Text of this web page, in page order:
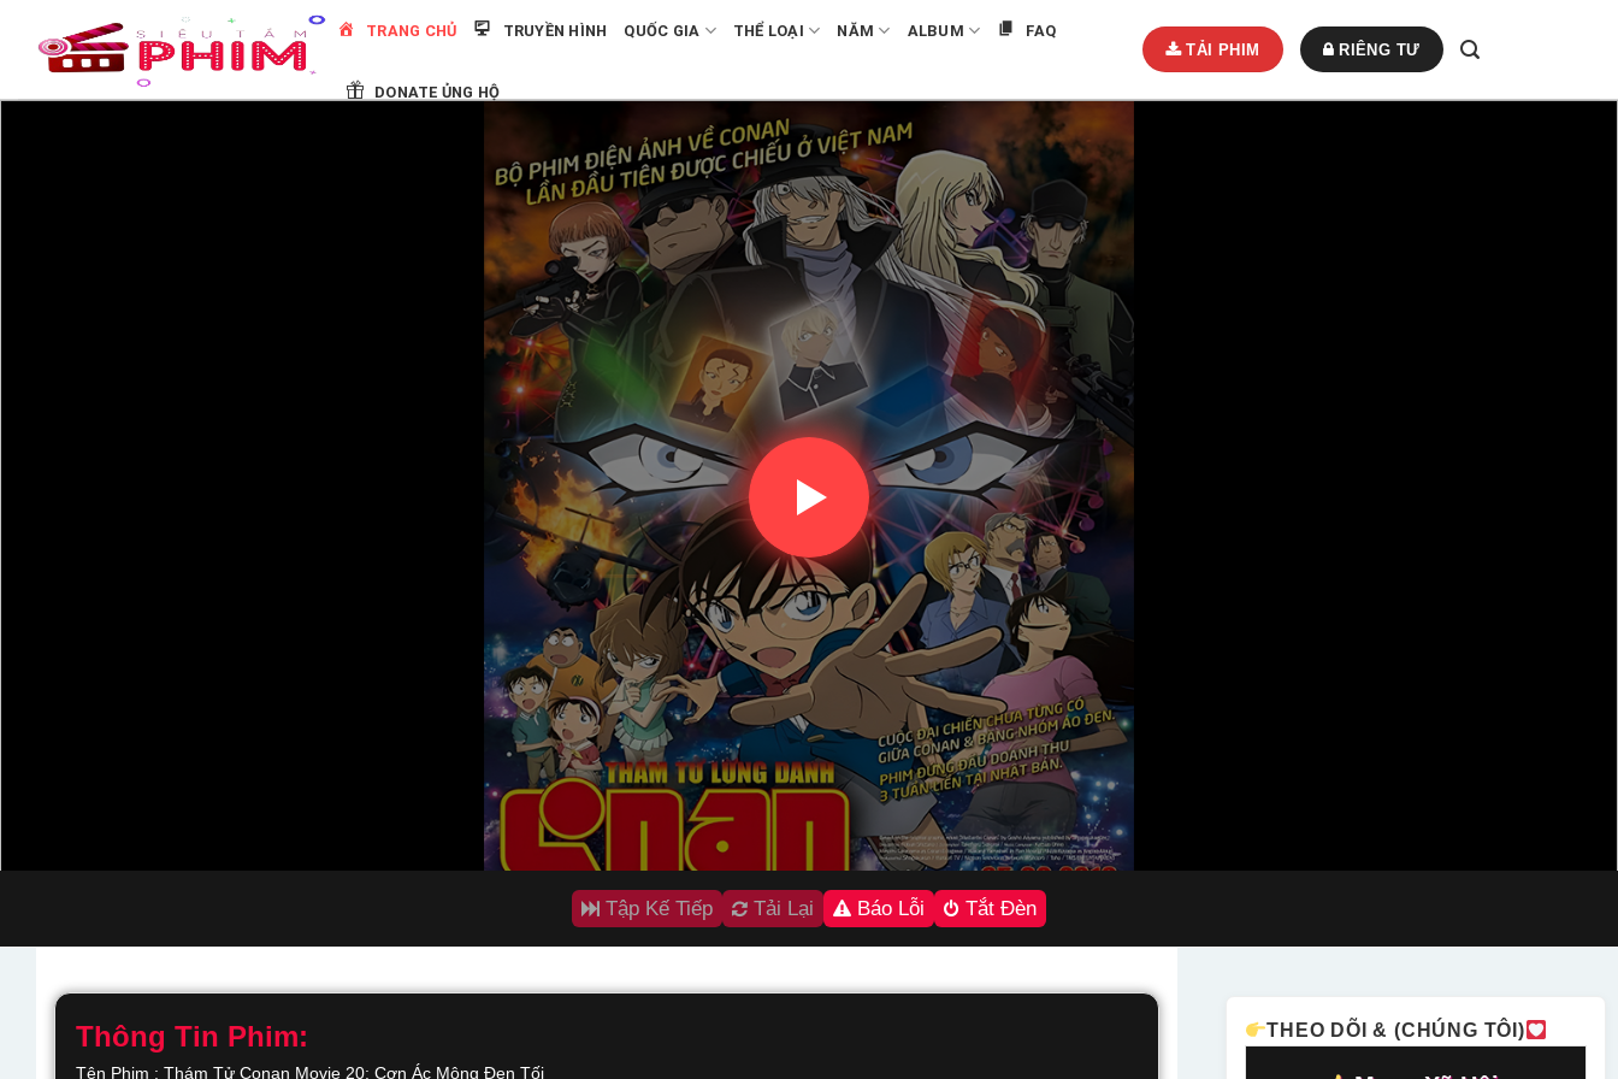
TRANG CHỦ TRUYỀN HÌNH QUỐC GIA THỂ LOẠI NĂM ALBUM FAQ
DONATE ỦNG HỘ
Tập Kế Tiếp Tải Lại Báo Lỗi Tắt Đèn
Thông Tin Phim:
Tên Phim : Thám Tử Conan Movie 20: Cơn Ác Mộng Đen Tối
THEO DÕI & (CHÚNG TÔI)